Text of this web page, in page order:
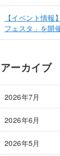
【イベント情
フェスタ」を開
アーカイブ
2026年7月
2026年6月
2026年5月